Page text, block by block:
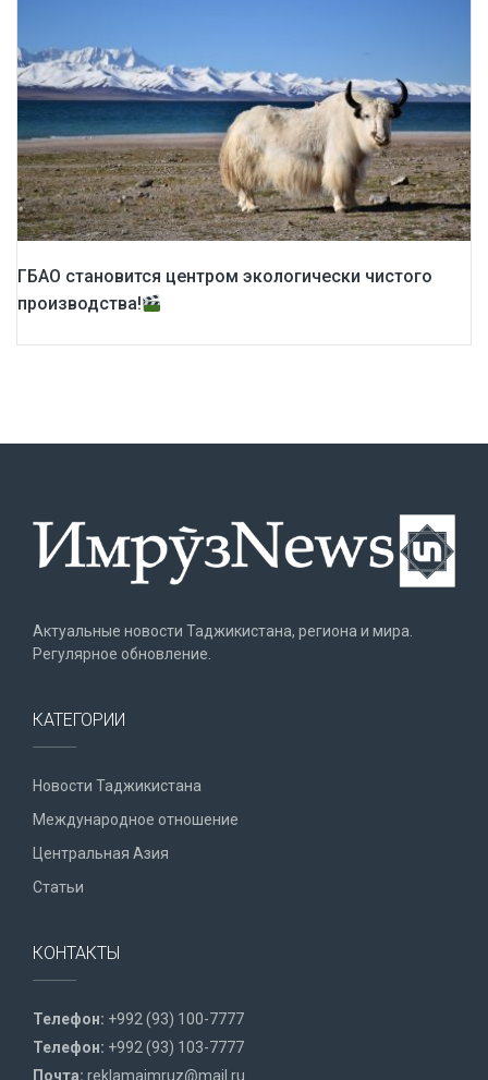
ГБАО становится центром экологически чистого
производства!
Актуальные новости Таджикистана, региона и мира.
Регулярное обновление.
КАТЕГОРИИ
Новости Таджикистана
Международное отношение
Центральная Азия
Статьи
КОНТАКТЫ
Телефон: +992 (93) 100-7777
Телефон: +992 (93) 103-7777
Почта: reklamaimruz@mail.ru